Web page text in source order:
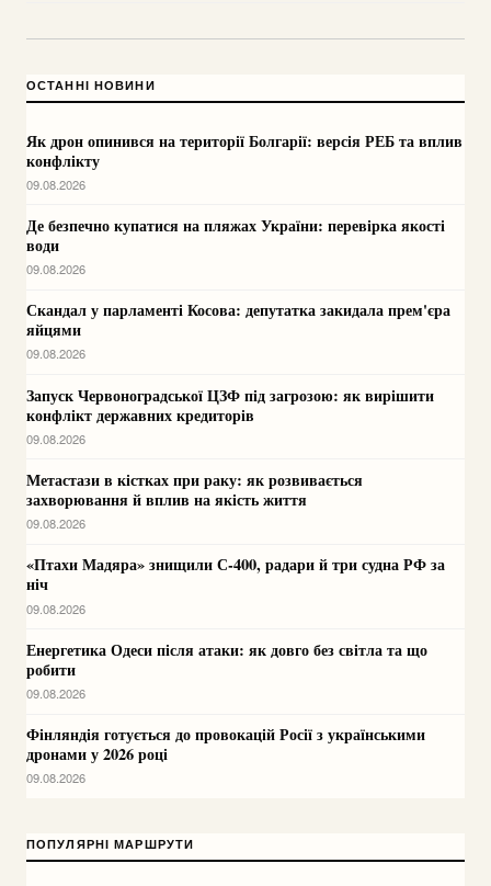
ОСТАННІ НОВИНИ
Як дрон опинився на території Болгарії: версія РЕБ та вплив
конфлікту
09.08.2026
Де безпечно купатися на пляжах України: перевірка якості
води
09.08.2026
Скандал у парламенті Косова: депутатка закидала прем'єра
яйцями
09.08.2026
Запуск Червоноградської ЦЗФ під загрозою: як вирішити
конфлікт державних кредиторів
09.08.2026
Метастази в кістках при раку: як розвивається
захворювання й вплив на якість життя
09.08.2026
«Птахи Мадяра» знищили С-400, радари й три судна РФ за
ніч
09.08.2026
Енергетика Одеси після атаки: як довго без світла та що
робити
09.08.2026
Фінляндія готується до провокацій Росії з українськими
дронами у 2026 році
09.08.2026
ПОПУЛЯРНІ МАРШРУТИ